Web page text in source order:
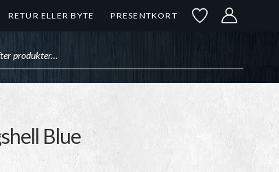
RETUR ELLER BYTE PRESENTKORT
Blue